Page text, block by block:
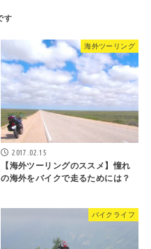
海外ツーリング
2017.02.15
【海外ツーリングのススメ】憧れ
の海外をバイクで走るためには？
バイクライフ